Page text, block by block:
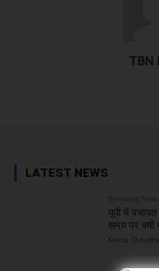
TBN
LATEST NEWS
Breaking
यूपी में पंचायत
समय पर क्यों
Kavita